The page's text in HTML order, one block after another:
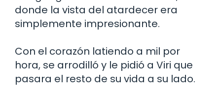
donde la vista del atardecer era
simplemente impresionante.
Con el corazón latiendo a mil por
hora, se arrodilló y le pidió a Viri que
pasara el resto de su vida a su lado.